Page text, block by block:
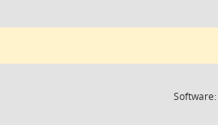
Software: